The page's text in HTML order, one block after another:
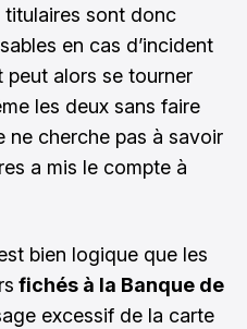
titulaires sont donc
en cas d’incident
peut alors se tourner
les deux sans faire
ne cherche pas à savoir
a mis le compte à
bien logique que les
fichés à la Banque de
excessif de la carte